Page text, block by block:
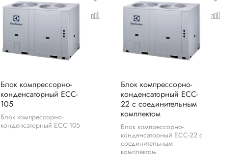
Блок компрессорно-
конденсаторный ECC-
105
Блок компрессорно-
конденсаторный ECC-105
Блок компрессорно-
конденсаторный ECC-
22 с соединительным
комплектом
Блок компрессорно-
конденсаторный ECC-22 с
соединительным
комплектом